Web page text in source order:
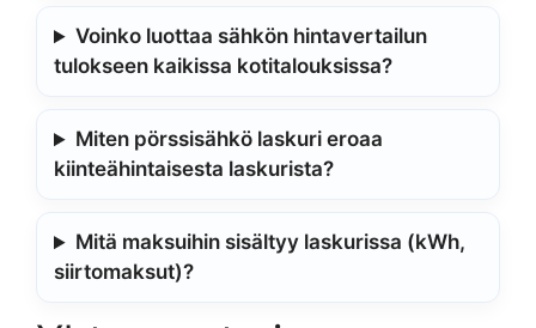
Voinko luottaa sähkön hintavertailun
tulokseen kaikissa kotitalouksissa?
Miten pörssisähkö laskuri eroaa
kiinteähintaisesta laskurista?
Mitä maksuihin sisältyy laskurissa (kWh,
siirtomaksut)?